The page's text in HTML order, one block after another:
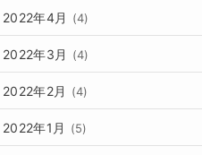
2022年4月 (4)
2022年3月 (4)
2022年2月 (4)
2022年1月 (5)